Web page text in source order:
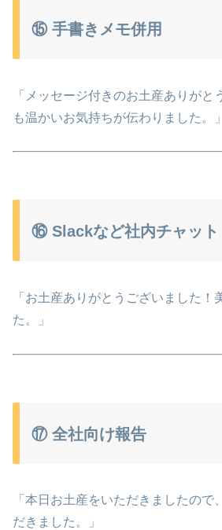
⑮ 手書きメモ併用
「メッセージ付きのお土産ありがと
も温かいお気持ちが伝わりました。」
⑯ Slackなど社内チャット
「お土産ありがとうございました！
た。」
⑰ 全社向け報告
「本日お土産をいただきましたので
だきました。」